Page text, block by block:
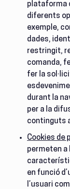
plataforma
diferents
exemple,
dades,
restringit,
comanda,
fer la
durant la
per a la
continguts
Cookies de
permeten a
en funció
l’usuari